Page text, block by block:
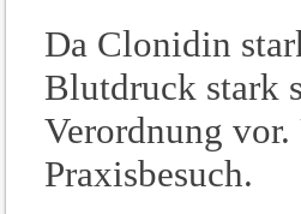
Da Clonidin
Blutdruck stark
Verordnung
Praxisbesuch.